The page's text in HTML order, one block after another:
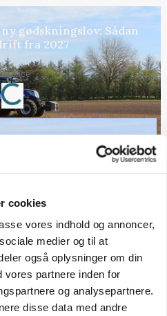
cookies
vores indhold og annoncer,
medier og til at
også oplysninger om din
vores partnere inden for
og analysepartnere.
disse data med andre
gødskningslov: Sådan
fra 2027
Loading...
til naturprojekter